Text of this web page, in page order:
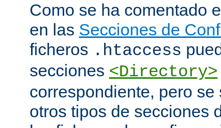
Como se ha comentado
en las Secciones de
ficheros .htaccess
secciones <Directory>
correspondiente, pero
otros tipos de secciones